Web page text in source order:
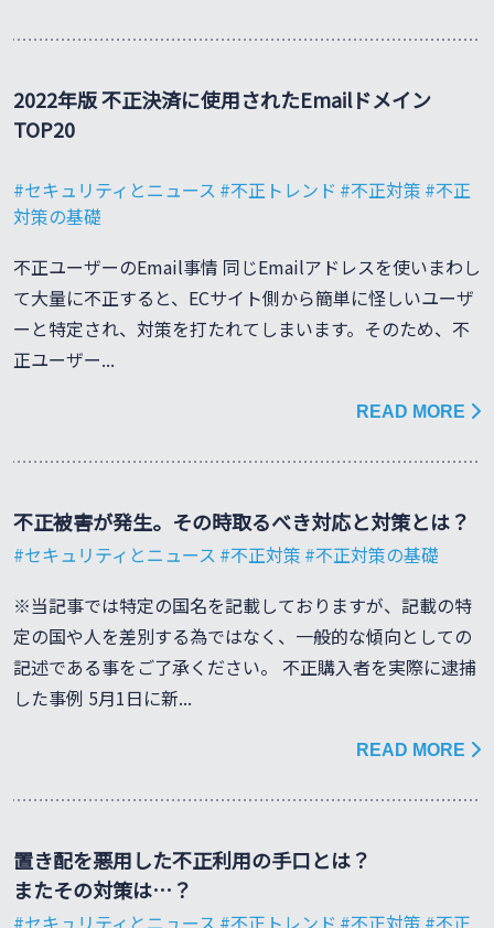
2022年版 不正決済に使用されたEmailドメイン
TOP20
セキュリティとニュース 不正トレンド 不正対策
不正
対策の基礎
不正ユーザーのEmail事情 同じEmailアドレスを使いまわし
て大量に不正すると、ECサイト側から簡単に怪しいユーザ
ーと特定され、対策を打たれてしまいます。そのため、不
正ユーザー...
READ MORE
不正被害が発生。その時取るべき対応と対策とは？
セキュリティとニュース 不正対策
不正対策の基礎
※当記事では特定の国名を記載しておりますが、記載の特
定の国や人を差別する為ではなく、一般的な傾向としての
記述である事をご了承ください。 不正購入者を実際に逮捕
した事例 5月1日に新...
READ MORE
置き配を悪用した不正利用の手口とは？
またその対策は…？
セキュリティとニュース 不正トレンド 不正対策 不正